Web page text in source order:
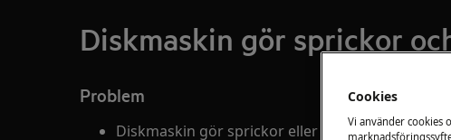
Diskmaskin gör sprickor
Problem
Diskmaskin gör sprickor eller repor på glas
Cookies
Vi använder cookies